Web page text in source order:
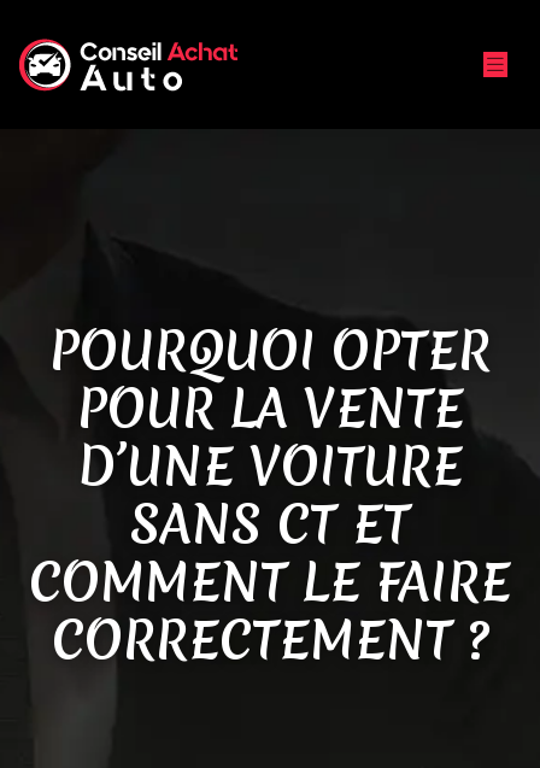
POURQUOI OPTER
POUR LA VENTE
D’UNE VOITURE
SANS CT ET
COMMENT LE FAIRE
CORRECTEMENT ?